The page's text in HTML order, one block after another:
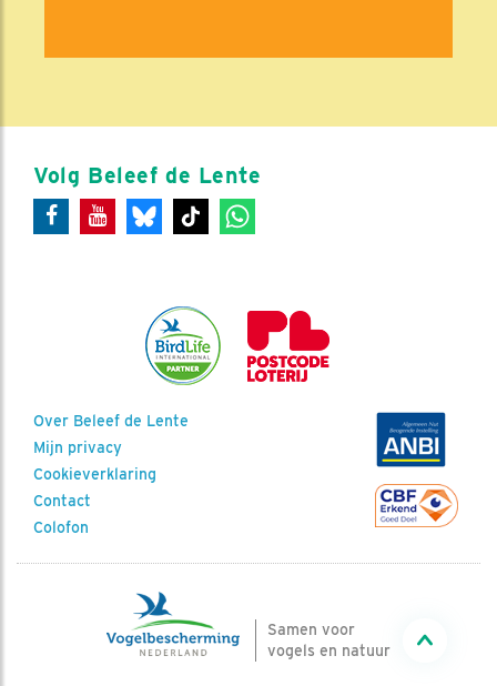
Volg Beleef de Lente
Over Beleef de Lente
Mijn privacy
Cookieverklaring
Contact
Colofon
Samen voor
vogels en natuur